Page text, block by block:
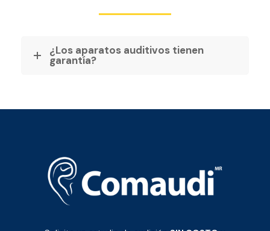
¿Los aparatos auditivos tienen
garantía?